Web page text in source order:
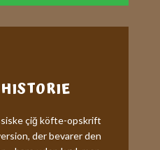
çiğ köfte-opskrift
der bevarer den